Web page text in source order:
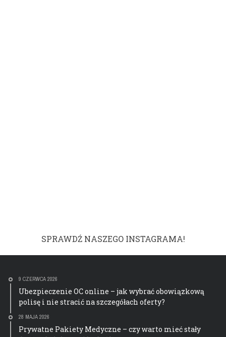
SPRAWDŹ NASZEGO INSTAGRAMA!
9 CZERWCA 2026
Ubezpieczenie OC online – jak wybrać obowiązkową
polisę i nie stracić na szczegółach oferty?
28 MAJA 2026
Prywatne Pakiety Medyczne – czy warto mieć stały